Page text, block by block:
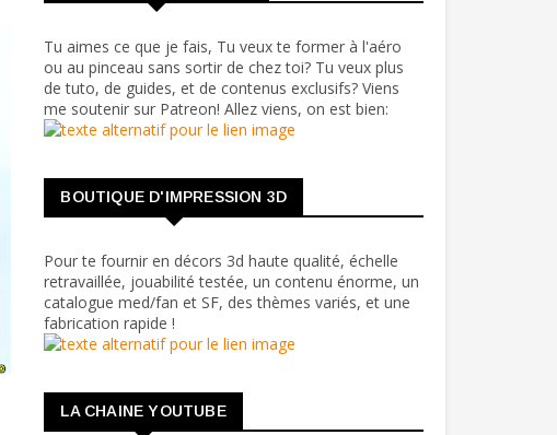
Tu aimes ce que je fais, Tu veux te former à l'aéro
ou au pinceau sans sortir de chez toi? Tu veux plus
de tuto, de guides, et de contenus exclusifs? Viens
me soutenir sur Patreon! Allez viens, on est bien:
BOUTIQUE D'IMPRESSION 3D
Pour te fournir en décors 3d haute qualité, échelle
retravaillée, jouabilité testée, un contenu énorme, un
catalogue med/fan et SF, des thèmes variés, et une
fabrication rapide !
LA CHAINE YOUTUBE